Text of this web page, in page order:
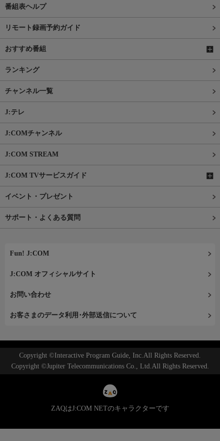
番組表ヘルプ
リモート録画予約ガイド
おすすめ番組
ランキング
チャンネル一覧
J:テレ
J:COMチャンネル
J:COM STREAM
J:COM TVサービスガイド
イベント・プレゼント
サポート・よくある質問
Fun! J:COM
J:COM オフィシャルサイト
お問い合わせ
お客さまのデータ利用･外部送信について
Copyright ©Interactive Program Guide, Inc.All Rights Reserved.
Copyright ©Jupiter Telecommunications Co., Ltd.All Rights Reserved.
ZAQはJ:COM NETのキャラクターです